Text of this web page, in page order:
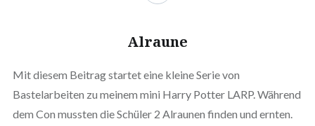
Alraune
Mit diesem Beitrag startet eine kleine Serie von
Bastelarbeiten zu meinem mini Harry Potter LARP. Während
dem Con mussten die Schüler 2 Alraunen finden und ernten.